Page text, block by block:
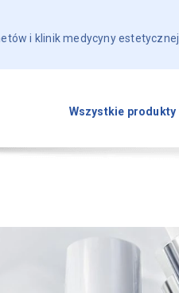
i klinik medycyny estetycznej
Wszystkie produkty